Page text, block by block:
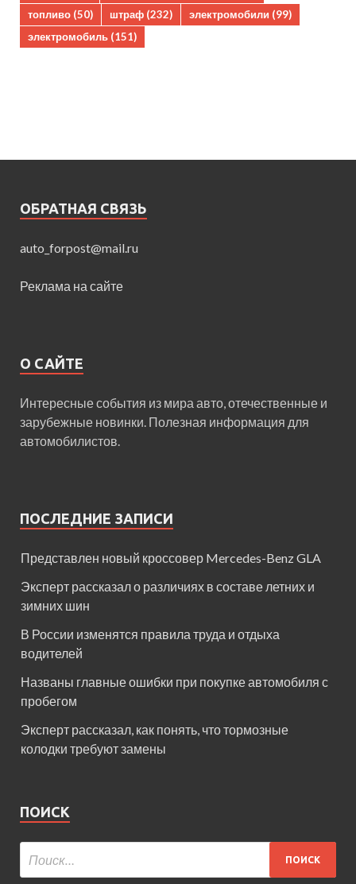
топливо (50) штраф (232) электромобили (99)
электромобиль (151)
ОБРАТНАЯ СВЯЗЬ
auto_forpost@mail.ru
Реклама на сайте
О САЙТЕ
Интересные события из мира авто, отечественные и
зарубежные новинки. Полезная информация для
автомобилистов.
ПОСЛЕДНИЕ ЗАПИСИ
Представлен новый кроссовер Mercedes-Benz GLA
Эксперт рассказал о различиях в составе летних и
зимних шин
В России изменятся правила труда и отдыха
водителей
Названы главные ошибки при покупке автомобиля с
пробегом
Эксперт рассказал, как понять, что тормозные
колодки требуют замены
ПОИСК